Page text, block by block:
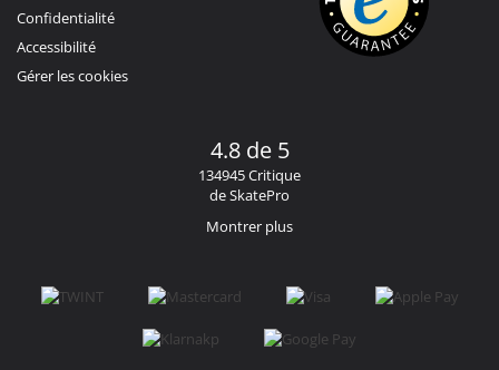
Confidentialité
Accessibilité
Gérer les cookies
4.8 de 5
134945 Critique
de SkatePro
Montrer plus